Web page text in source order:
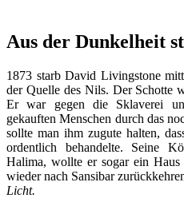
Aus der Dunkelheit
1873 starb David Livingstone
der Quelle des Nils. Der Schotte
Er war gegen die Sklaverei
gekauften Menschen durch das
sollte man ihm zugute halten,
ordentlich behandelte. Seine
Halima, wollte er sogar ein
wieder nach Sansibar
Licht.